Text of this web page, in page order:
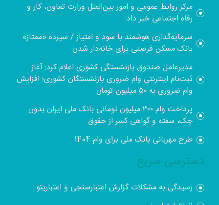
مرکز روابط عمومی و امور بین‌الملل وزارت تعاون، کار و
رفاه اجتماعی خبر داد:
سرمایه‌گذاری هوشمند با سود و امتیاز / سپرده «ممتاز»
بانک مسکن فرصتی برای خانه‌دار شدن
مدیرعامل صندوق بازنشستگی کشوری اعلام کرد: آغاز
ثبت‌نام اینترنتی وام ضروری بازنشستگان کشوری؛ افزایش
وام ضروری به ۵۰ میلیون تومان
پرداخت وام ۳۰۰ میلیون تومانی بانک ملی ایران بدون
چک، سفته و گواهی کسر از حقوق
طرح مهربانی بانک ملی برای وام 1404
دسترسی سریع
رسیدگی به مشکلات گزارش اعتبارسنجی و اعتباریتو